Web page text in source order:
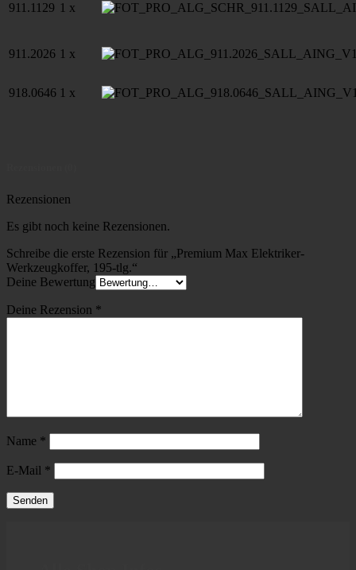
911.1129 1 x
911.2026 1 x
918.0646 1 x
Rezensionen
Es gibt noch keine Rezensionen.
Schreibe die erste Rezension für „Premium Max Elektriker-
Werkzeugkoffer, 195-tlg.“
Deine Bewertung
Deine Rezension *
Name *
E-Mail *